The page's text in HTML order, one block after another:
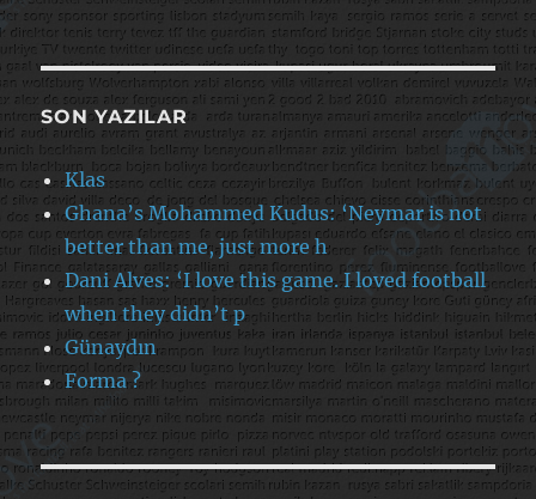
SON YAZILAR
Klas
Ghana’s Mohammed Kudus: ‘Neymar is not
better than me, just more h
Dani Alves: ‘I love this game. I loved football
when they didn’t p
Günaydın
Forma ?